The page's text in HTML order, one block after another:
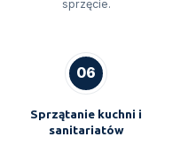
sprzęcie.
06
Sprzątanie kuchni i
sanitariatów